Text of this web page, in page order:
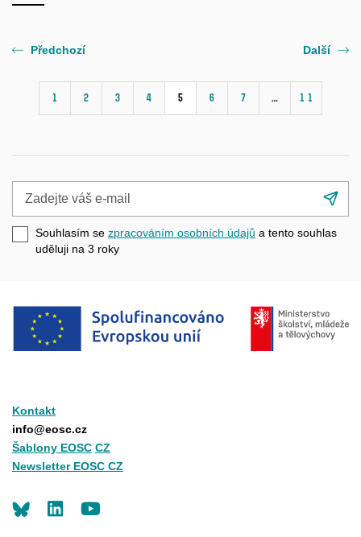
Předchozí
1 2 3 4 5 6 7 … 11
Další
e-
mail
Souhlasím se zpracováním osobních údajů a tento souhlas
uděluji na 3 roky
Kontakt
info@eosc.cz
Šablony EOSC CZ
Newsletter EOSC CZ
LinkedIn